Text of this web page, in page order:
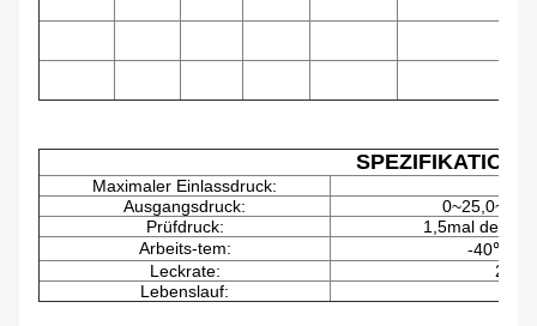
SPEZIFIKATION
Maximaler Einlassdruck:
Ausgangsdruck:
Prüfdruck:
1,5mal des
Arbeits-tem:
-
Leckrate:
Lebenslauf: